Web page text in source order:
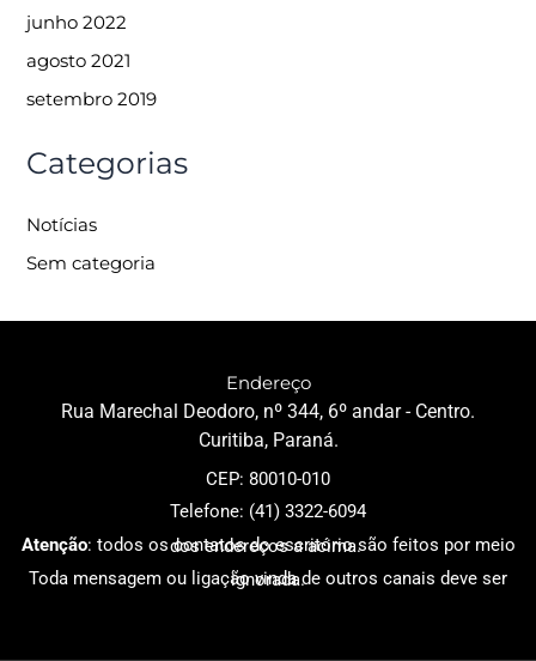
junho 2022
agosto 2021
setembro 2019
Categorias
Notícias
Sem categoria
Endereço
Rua Marechal Deodoro, nº 344, 6º andar - Centro.
Curitiba, Paraná.
CEP: 80010-010
Telefone: (41) 3322-6094
Atenção
: todos os contatos do escritório são feitos por meio dos endereços a acima.
Toda mensagem ou ligação vinda de outros canais deve ser ignorada.